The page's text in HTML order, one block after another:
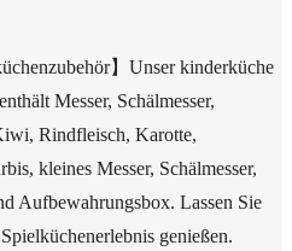
】Unser kinderküche
Messer, Schälmesser,
Rindfleisch, Karotte,
kleines Messer, Schälmesser,
Aufbewahrungsbox. Lassen Sie
genießen.